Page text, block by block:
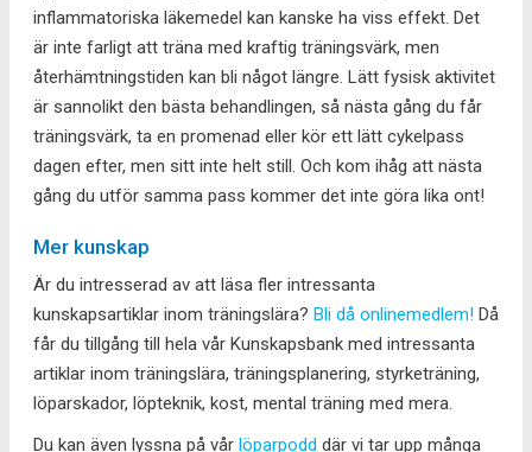
inflammatoriska läkemedel kan kanske ha viss effekt. Det
är inte farligt att träna med kraftig träningsvärk, men
återhämtningstiden kan bli något längre. Lätt fysisk aktivitet
är sannolikt den bästa behandlingen, så nästa gång du får
träningsvärk, ta en promenad eller kör ett lätt cykelpass
dagen efter, men sitt inte helt still. Och kom ihåg att nästa
gång du utför samma pass kommer det inte göra lika ont!
Mer kunskap
Är du intresserad av att läsa fler intressanta
kunskapsartiklar inom träningslära? Bli då onlinemedlem! Då
får du tillgång till hela vår Kunskapsbank med intressanta
artiklar inom träningslära, träningsplanering, styrketräning,
löparskador, löpteknik, kost, mental träning med mera.
Du kan även lyssna på vår löparpodd där vi tar upp många